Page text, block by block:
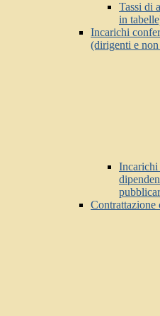
Tassi di
in
Incarichi
(dirigenti e
Incarichi
Contrattazione